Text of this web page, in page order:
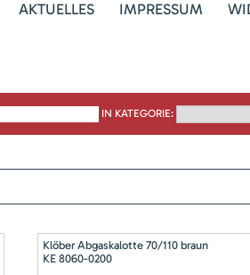
AKTUELLES IMPRESSUM
IN KATEGORIE:
Klöber Abgaskalotte 70/110 braun
KE 8060-0200